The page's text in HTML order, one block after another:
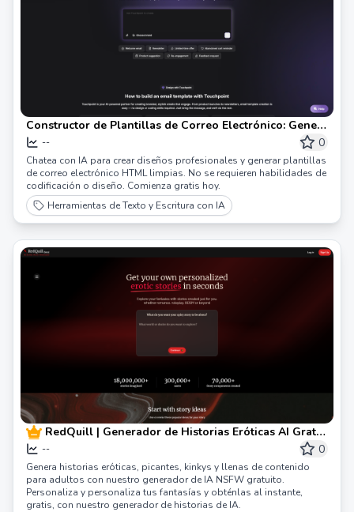
Constructor de Plantillas de Correo Electrónico: Genera
Diseños Responsivos Con IA | Touchpoint
-- 0
Chatea con IA para crear diseños profesionales y generar plantillas
de correo electrónico HTML limpias. No se requieren habilidades de
codificación o diseño. Comienza gratis hoy.
Herramientas de Texto y Escritura con IA
RedQuill | Generador de Historias Eróticas AI Gratis
- Crea Historias Picantes y Kinky al Instante
-- 0
Genera historias eróticas, picantes, kinkys y llenas de contenido
para adultos con nuestro generador de IA NSFW gratuito.
Personaliza y personaliza tus fantasías y obténlas al instante,
gratis, con nuestro generador de historias de IA.